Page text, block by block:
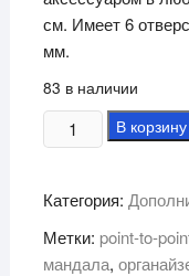
см. Имеет 6
мм.
83 в наличии
Количество
товара
для
тарелки
90х180х3
В корзину
Категория:
Метки: point-to-
мандала,